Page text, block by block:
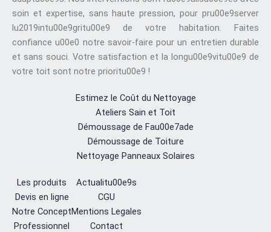
soin et expertise, sans haute pression, pour pru00e9server
lu2019intu00e9gritu00e9 de votre habitation. Faites
confiance u00e0 notre savoir-faire pour un entretien durable
et sans souci. Votre satisfaction et la longu00e9vitu00e9 de
votre toit sont notre prioritu00e9 !
Estimez le Coût du Nettoyage
Ateliers Sain et Toit
Démoussage de Fau00e7ade
Démoussage de Toiture
Nettoyage Panneaux Solaires
Les produits
Devis en ligne
Notre Concept
Professionnel
Actualitu00e9s
CGU
Mentions Legales
Contact